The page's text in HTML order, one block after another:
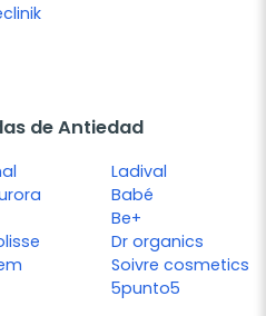
de Antiedad
Ladival
Babé
Be+
Dr organics
Soivre cosmetics
5punto5